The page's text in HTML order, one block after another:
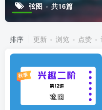
弦图 共16篇
排序 更新 浏览 点赞